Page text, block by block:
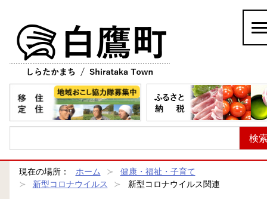
現在の場所： ホーム
健康・福祉・子育て
新型コロナウイルス
新型コロナウイルス関連